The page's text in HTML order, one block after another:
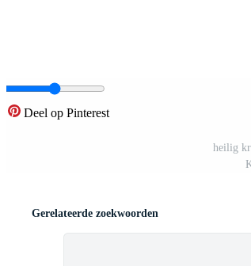
Deel op Pinterest
heilig
Gerelateerde zoekwoorden